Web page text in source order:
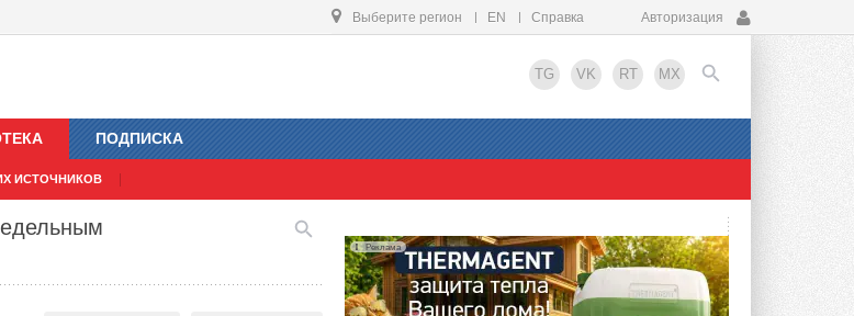
Выберите регион EN Справка Авторизация
TG VK RT MX
ИСТОЧНИКОВ
ПОДПИСКА
EN
Реклама